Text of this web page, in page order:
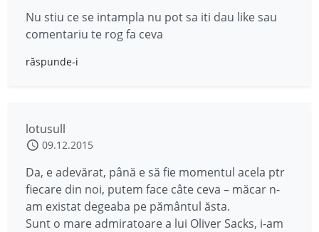
Nu stiu ce se intampla nu pot sa iti dau like sau
comentariu te rog fa ceva
răspunde-i
lotusull
09.12.2015
Da, e adevărat, până e să fie momentul acela ptr
fiecare din noi, putem face câte ceva – măcar n-
am existat degeaba pe pământul ăsta.
Sunt o mare admiratoare a lui Oliver Sacks, i-am